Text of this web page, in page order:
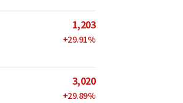
1,203
+29.91%
3,020
+29.89%